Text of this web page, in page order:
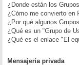
¿Donde están los
¿Cómo me convierto en
¿Por qué algunos
¿Qué es un "Grupo de
¿Qué es el enlace "El
Mensajería privada